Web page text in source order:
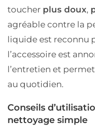
toucher plus doux,
agréable contre la
liquide est reconnu
l’accessoire est
l’entretien et
au quotidien.
Conseils
nettoyage simple